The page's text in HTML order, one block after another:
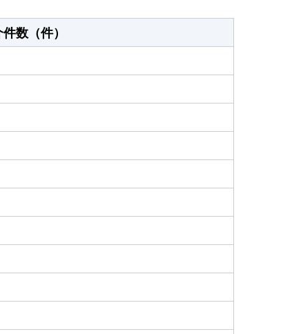
数（件）